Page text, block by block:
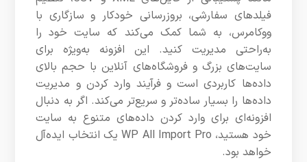
فیلدهای سفارشی، بروزرسانی خودکار و سازگاری با
ووکامرس، به شما کمک می‌کند که سایت خود را
به‌راحتی مدیریت کنید. این افزونه به‌ویژه برای
سایت‌های بزرگ و فروشگاه‌های آنلاین با حجم بالای
داده‌ها کاربردی است و فرآیند وارد کردن و مدیریت
داده‌ها را بسیار ساده‌تر و سریع‌تر می‌کند. اگر به دنبال
افزونه‌ای برای وارد کردن داده‌های متنوع به سایت
خود هستید، WP All Import Pro یک انتخاب ایده‌آل
خواهد بود.